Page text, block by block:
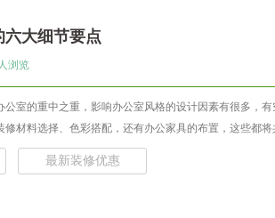
六大细节要点
浏览
公室的重中之重，影响办公室风格的设计因素有很多，有
修材料选择、色彩搭配，还有办公家具的布置，这些都将
最新装修优惠